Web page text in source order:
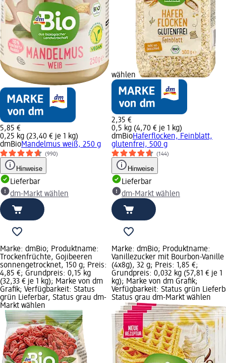
5,85 €
0,25 kg (23,40 € je 1 kg)
dmBioMandelmus weiß, 250 g
(990)
Hinweise
Lieferbar
dm-Markt wählen
wählen
2,35 €
0,5 kg (4,70 € je 1 kg)
dmBioHaferflocken, Feinblatt,
glutenfrei, 500 g
(144)
Hinweise
Lieferbar
dm-Markt wählen
Marke: dmBio; Produktname:
Trockenfrüchte, Gojibeeren
sonnengetrocknet, 150 g; Preis:
4,85 €; Grundpreis: 0,15 kg
(32,33 € je 1 kg); Marke von dm
Grafik; Verfügbarkeit: Status
grün Lieferbar, Status grau dm-
Markt wählen
Marke: dmBio; Produktname:
Vanillezucker mit Bourbon-Vanille
(4x8g), 32 g; Preis: 1,85 €;
Grundpreis: 0,032 kg (57,81 € je 1
kg); Marke von dm Grafik;
Verfügbarkeit: Status grün
Status grau dm-Markt wählen